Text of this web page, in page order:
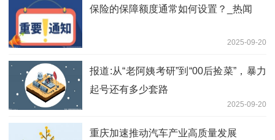
保险的保障额度通常如何设置？_热闻
2025-09-20
报道:从“老阿姨考研”到“00后捡菜”，暴力
起号还有多少套路
2025-09-20
重庆加速推动汽车产业高质量发展